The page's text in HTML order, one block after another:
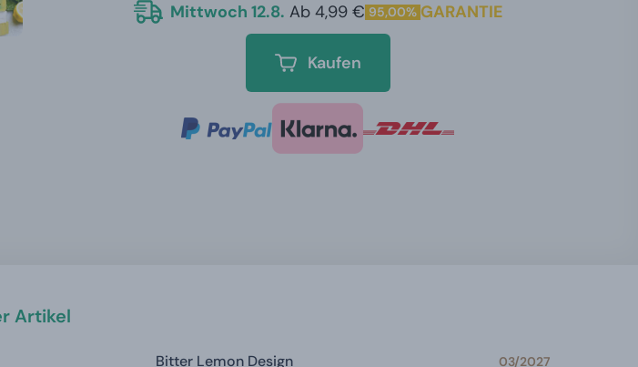
Mittwoch 12.8. Ab 4,99 € 95,00% GARANTIE
Kaufen
Artikel
Bitter Lemon Design
03/2027